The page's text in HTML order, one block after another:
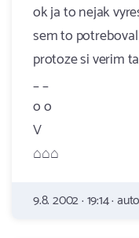
ok ja to nejak
sem to
protoze si verim
_ _
o o
V
⌂⌂⌂
9.8. 2002 · 19:14 ·